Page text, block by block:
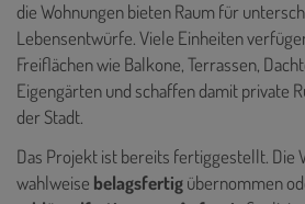
die Wohnungen bieten Raum für
Lebensentwürfe. Viele Einheiten
Freiflächen wie Balkone, Terrassen,
Eigengärten und schaffen damit private
der Stadt.
Das Projekt ist bereits fertiggestellt. Die
wahlweise belagsfertigübernommen